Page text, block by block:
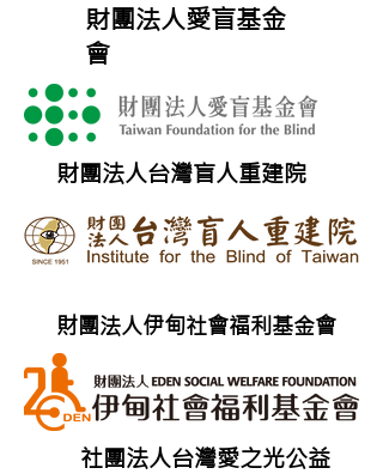
財團法人愛盲基金
會
財團法人台灣盲人重建院
財團法人伊甸社會福利基金會
社團法人台灣愛之光公益